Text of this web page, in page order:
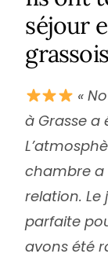
séjour
«
à Grasse
chambre
relation.
parfaite
avons été